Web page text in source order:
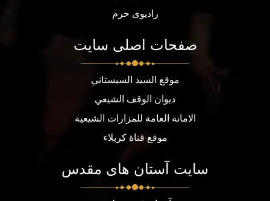
رادیوی حرم
صفحات اصلی سایت
موقع السيد السيستاني
ديوان الوقف الشيعي
الامانة العامة للمزارات الشيعية
موقع قناة كربلاء
سایت آستان های مقدس